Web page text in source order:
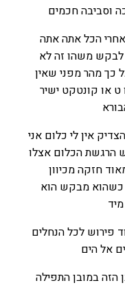
וסביבה חכמים
הכל אתה אתה
לבקש משהו זה לא
כך מהר מפני שאין
ט או קונטקט ישיר
אין לי כלום אני
הרגשת הכלום אצלו
חזקה מכיוון
מבקש הוא
פירוש לכל הנחלים
אל הים
הזה במובן התפילה